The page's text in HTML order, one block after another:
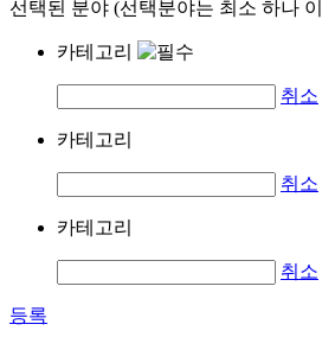
선택된 분야 (선택분야는 최소 하나
카테고리
취소
카테고리
취소
카테고리
취소
등록